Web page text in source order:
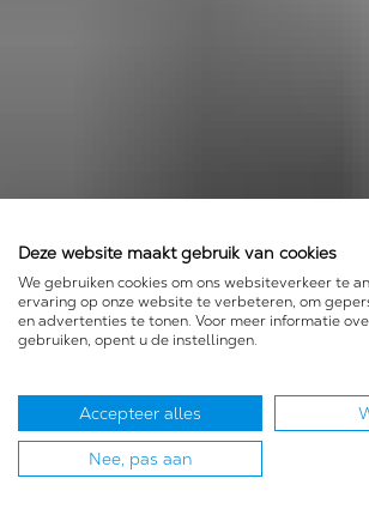
BESCHERMING TEGEN
WINDRUIS
van windruis onder de helm. Bij
van 100 km/uur kan windruis al
produceren van 95 dB. Dat
Deze website maakt gebruik van cookies
We gebruiken cookies om ons websiteverkeer te
ervaring op onze website te verbeteren, om
en advertenties te tonen. Voor meer informatie
gebruiken, opent u de instellingen.
Accepteer alles
Nee, pas aan